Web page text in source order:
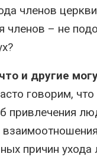
членов
членов – не
и другие
говорим,
привлечения
причин